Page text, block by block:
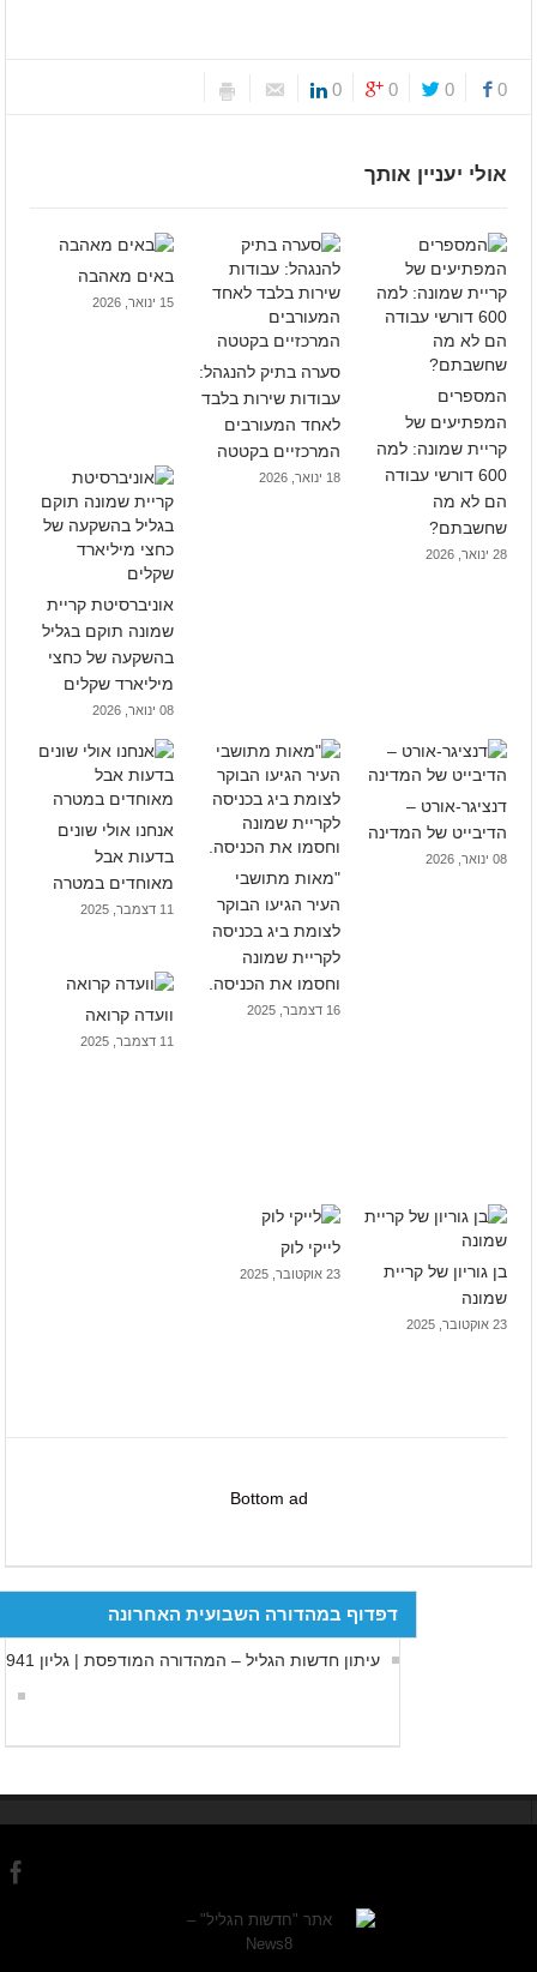
0
0
0
0
אולי יעניין אותך
המספרים
המפתיעים של
קריית שמונה: למה
600 דורשי עבודה
הם לא מה
שחשבתם?
28 ינואר, 2026
סערה בתיק להנגהל:
עבודות שירות בלבד
לאחד המעורבים
המרכזיים בקטטה
18 ינואר, 2026
באים מאהבה
15 ינואר, 2026
אוניברסיטת קריית
שמונה תוקם בגליל
בהשקעה של כחצי
מיליארד שקלים
08 ינואר, 2026
דנציגר-אורט –
הדיבייט של המדינה
08 ינואר, 2026
"מאות מתושבי
העיר הגיעו הבוקר
לצומת ביג בכניסה
לקריית שמונה
וחסמו את הכניסה.
16 דצמבר, 2025
אנחנו אולי שונים
בדעות אבל
מאוחדים במטרה
11 דצמבר, 2025
וועדה קרואה
11 דצמבר, 2025
בן גוריון של קריית
שמונה
23 אוקטובר, 2025
לייקי לוק
23 אוקטובר, 2025
Bottom ad
דפדוף במהדורה השבועית האחרונה
עיתון חדשות הגליל – המהדורה המודפסת | גליון 941